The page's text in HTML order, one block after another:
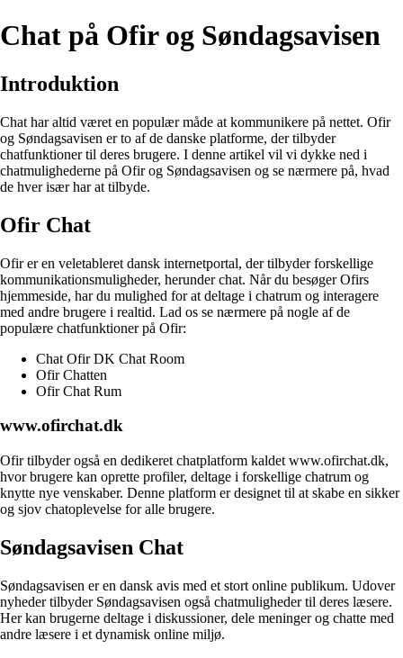
Chat på Ofir og Søndagsavisen
Introduktion
Chat har altid været en populær måde at kommunikere på nettet. Ofir
og Søndagsavisen er to af de danske platforme, der tilbyder
chatfunktioner til deres brugere. I denne artikel vil vi dykke ned i
chatmulighederne på Ofir og Søndagsavisen og se nærmere på, hvad
de hver især har at tilbyde.
Ofir Chat
Ofir er en veletableret dansk internetportal, der tilbyder forskellige
kommunikationsmuligheder, herunder chat. Når du besøger Ofirs
hjemmeside, har du mulighed for at deltage i chatrum og interagere
med andre brugere i realtid. Lad os se nærmere på nogle af de
populære chatfunktioner på Ofir:
Chat Ofir DK Chat Room
Ofir Chatten
Ofir Chat Rum
www.ofirchat.dk
Ofir tilbyder også en dedikeret chatplatform kaldet www.ofirchat.dk,
hvor brugere kan oprette profiler, deltage i forskellige chatrum og
knytte nye venskaber. Denne platform er designet til at skabe en sikker
og sjov chatoplevelse for alle brugere.
Søndagsavisen Chat
Søndagsavisen er en dansk avis med et stort online publikum. Udover
nyheder tilbyder Søndagsavisen også chatmuligheder til deres læsere.
Her kan brugerne deltage i diskussioner, dele meninger og chatte med
andre læsere i et dynamisk online miljø.